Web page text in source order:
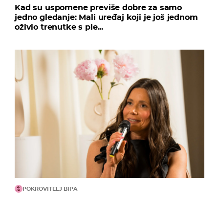
Kad su uspomene previše dobre za samo
jedno gledanje: Mali uređaj koji je još jednom
oživio trenutke s ple...
POKROVITELJ BIPA